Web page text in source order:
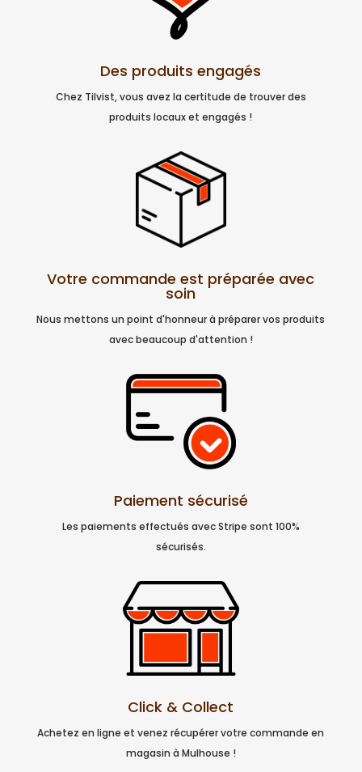
Des produits engagés
Chez Tilvist, vous avez la certitude de trouver des
produits locaux et engagés !
Votre commande est préparée avec
soin
Nous mettons un point d'honneur à préparer vos produits
avec beaucoup d'attention !
Paiement sécurisé
Les paiements effectués avec Stripe sont 100%
sécurisés.
Click & Collect
Achetez en ligne et venez récupérer votre commande en
magasin à Mulhouse !